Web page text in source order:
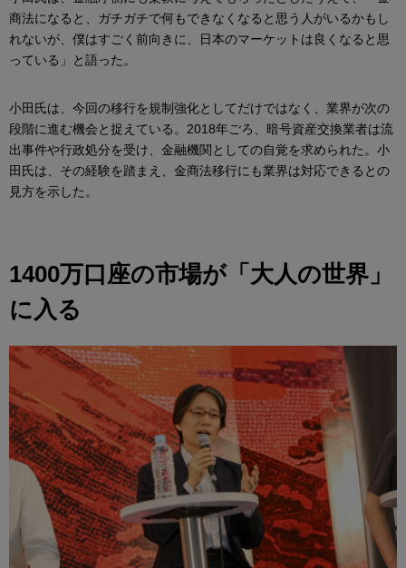
商法になると、ガチガチで何もできなくなると思う人がいるかもし
れないが、僕はすごく前向きに、日本のマーケットは良くなると思
っている」と語った。
小田氏は、今回の移行を規制強化としてだけではなく、業界が次の
段階に進む機会と捉えている。2018年ごろ、暗号資産交換業者は流
出事件や行政処分を受け、金融機関としての自覚を求められた。小
田氏は、その経験を踏まえ、金商法移行にも業界は対応できるとの
見方を示した。
1400万口座の市場が「大人の世界」
に入る